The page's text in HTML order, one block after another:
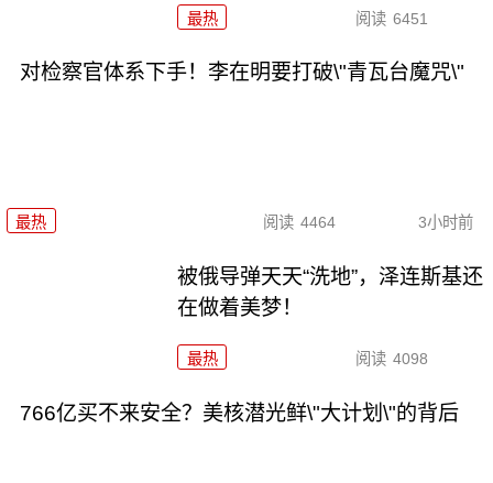
最热 阅读 6451
对检察官体系下手！李在明要打破\"青瓦台魔咒\"
最热 阅读 4464 3小时前
被俄导弹天天“洗地”，泽连斯基还
在做着美梦！
最热 阅读 4098
766亿买不来安全？美核潜光鲜\"大计划\"的背后